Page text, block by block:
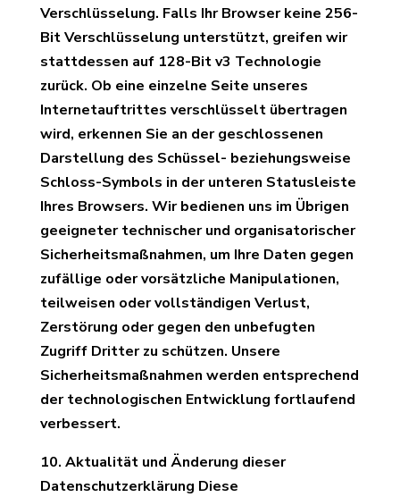
Verschlüsselung. Falls Ihr Browser keine 256-
Bit Verschlüsselung unterstützt, greifen wir
stattdessen auf 128-Bit v3 Technologie
zurück. Ob eine einzelne Seite unseres
Internetauftrittes verschlüsselt übertragen
wird, erkennen Sie an der geschlossenen
Darstellung des Schüssel- beziehungsweise
Schloss-Symbols in der unteren Statusleiste
Ihres Browsers. Wir bedienen uns im Übrigen
geeigneter technischer und organisatorischer
Sicherheitsmaßnahmen, um Ihre Daten gegen
zufällige oder vorsätzliche Manipulationen,
teilweisen oder vollständigen Verlust,
Zerstörung oder gegen den unbefugten
Zugriff Dritter zu schützen. Unsere
Sicherheitsmaßnahmen werden entsprechend
der technologischen Entwicklung fortlaufend
verbessert.
10. Aktualität und Änderung dieser
Datenschutzerklärung Diese